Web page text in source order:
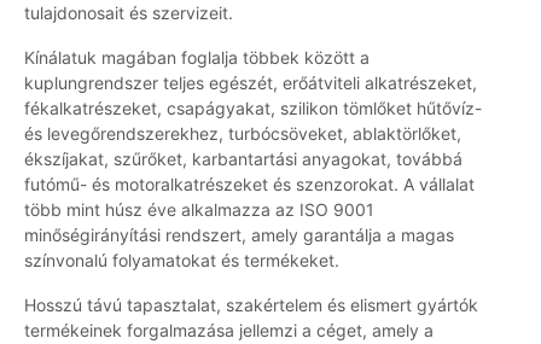
tulajdonosait és szervizeit.
Kínálatuk magában foglalja többek között a
kuplungrendszer teljes egészét, erőátviteli alkatrészeket,
fékalkatrészeket, csapágyakat, szilikon tömlőket hűtővíz-
és levegőrendszerekhez, turbócsöveket, ablaktörlőket,
ékszíjakat, szűrőket, karbantartási anyagokat, továbbá
futómű- és motoralkatrészeket és szenzorokat. A vállalat
több mint húsz éve alkalmazza az ISO 9001
minőségirányítási rendszert, amely garantálja a magas
színvonalú folyamatokat és termékeket.
Hosszú távú tapasztalat, szakértelem és elismert gyártók
termékeinek forgalmazása jellemzi a céget, amely a